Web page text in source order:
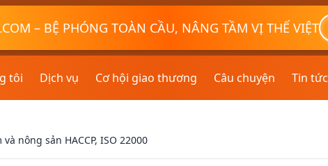
– BỆ PHÓNG TOÀN CẦU, NÂNG TẦM VỊ THẾ VIỆT
tôi Dịch vụ Cơ hội giao thương Câu chuyện Tin tức
nông sản HACCP, ISO 22000